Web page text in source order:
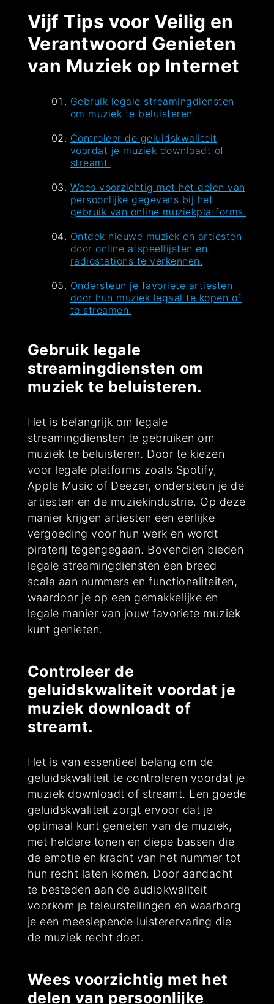
Vijf Tips voor Veilig en
Verantwoord Genieten
van Muziek op Internet
Gebruik legale streamingdiensten
om muziek te beluisteren.
Controleer de geluidskwaliteit
voordat je muziek downloadt of
streamt.
Wees voorzichtig met het delen van
persoonlijke gegevens bij het
gebruik van online muziekplatforms.
Ontdek nieuwe muziek en artiesten
door online afspeellijsten en
radiostations te verkennen.
Ondersteun je favoriete artiesten
door hun muziek legaal te kopen of
te streamen.
Gebruik legale
streamingdiensten om
muziek te beluisteren.
Het is belangrijk om legale
streamingdiensten te gebruiken om
muziek te beluisteren. Door te kiezen
voor legale platforms zoals Spotify,
Apple Music of Deezer, ondersteun je de
artiesten en de muziekindustrie. Op deze
manier krijgen artiesten een eerlijke
vergoeding voor hun werk en wordt
piraterij tegengegaan. Bovendien bieden
legale streamingdiensten een breed
scala aan nummers en functionaliteiten,
waardoor je op een gemakkelijke en
legale manier van jouw favoriete muziek
kunt genieten.
Controleer de
geluidskwaliteit voordat je
muziek downloadt of
streamt.
Het is van essentieel belang om de
geluidskwaliteit te controleren voordat je
muziek downloadt of streamt. Een goede
geluidskwaliteit zorgt ervoor dat je
optimaal kunt genieten van de muziek,
met heldere tonen en diepe bassen die
de emotie en kracht van het nummer tot
hun recht laten komen. Door aandacht
te besteden aan de audiokwaliteit
voorkom je teleurstellingen en waarborg
je een meeslepende luisterervaring die
de muziek recht doet.
Wees voorzichtig met het
delen van persoonlijke